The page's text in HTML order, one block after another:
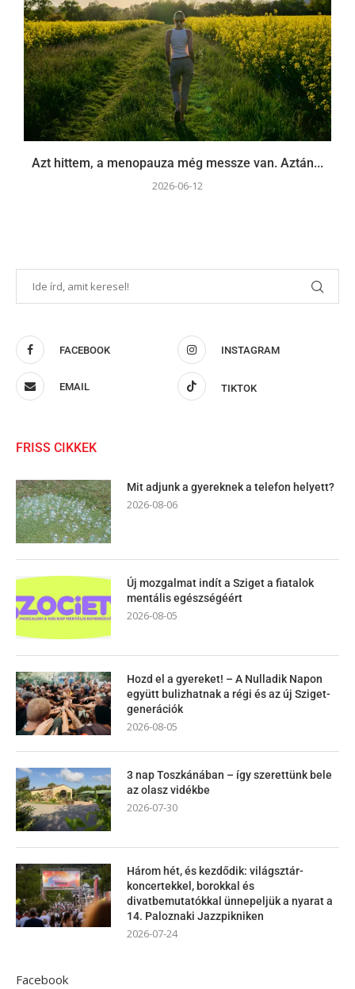
Azt hittem, a menopauza még messze van. Aztán...
2026-06-12
FACEBOOK INSTAGRAM
EMAIL TIKTOK
FRISS CIKKEK
Mit adjunk a gyereknek a telefon helyett?
2026-08-06
Új mozgalmat indít a Sziget a fiatalok
mentális egészségéért
2026-08-05
Hozd el a gyereket! – A Nulladik Napon
együtt bulizhatnak a régi és az új Sziget-
generációk
2026-08-05
3 nap Toszkánában – így szerettünk bele
az olasz vidékbe
2026-07-30
Három hét, és kezdődik: világsztár-
koncertekkel, borokkal és
divatbemutatókkal ünnepeljük a nyarat a
14. Paloznaki Jazzpikniken
2026-07-24
Facebook